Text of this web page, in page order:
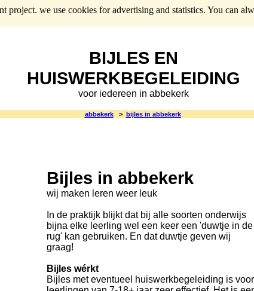
project. we use cookies for advertising and statistics. You can
BIJLES EN
HUISWERKBEGELEIDING
voor iedereen in abbekerk
abbekerk > bijles in abbekerk
Bijles in abbekerk
wij maken leren weer leuk
In de praktijk blijkt dat bij alle soorten onderwijs
bijna elke leerling wel een keer een 'duwtje in de
rug' kan gebruiken. En dat duwtje geven wij
graag!
Bijles wérkt
Bijles met eventueel huiswerkbegeleiding is voor